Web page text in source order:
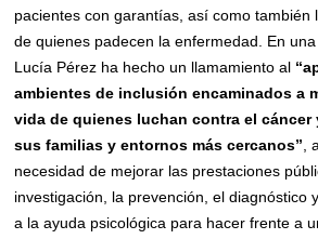
pacientes con garantías, así como también
de quienes padecen la enfermedad. En
Lucía Pérez ha hecho un llamamiento al
ambientes de inclusión encaminados a
vida de quienes luchan contra el
sus familias y entornos más cercanos”,
necesidad de mejorar las prestaciones
investigación, la prevención, el diagnóstico
a la ayuda psicológica para hacer frente a